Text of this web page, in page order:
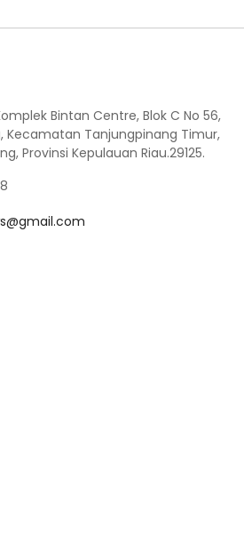
Bintan Centre, Blok C No 56,
Kecamatan Tanjungpinang Timur,
Provinsi Kepulauan Riau.29125.